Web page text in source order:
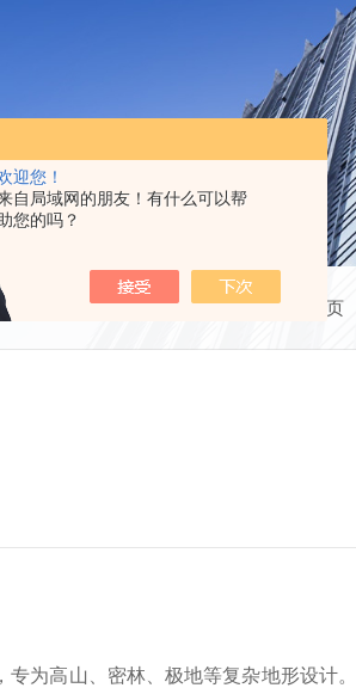
迎您！
自局域网的朋友！有什么可以帮
您的吗？
当前位置： 首页
为高山、密林、极地等复杂地形设计